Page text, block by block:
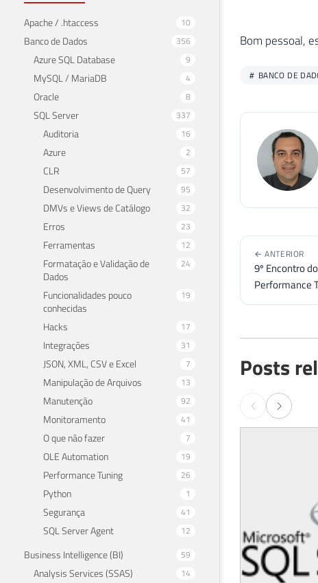
Apache / .htaccess 10
Banco de Dados 356
Azure SQL Database 9
MySQL / MariaDB 4
Oracle 8
SQL Server 337
Auditoria 16
Azure 2
CLR 57
Desenvolvimento de Query 95
DMVs e Views de Catálogo 32
Erros 23
Ferramentas 12
Formatação e Validação de
Dados
24
Funcionalidades pouco
conhecidas
19
Hacks 17
Integrações 31
JSON, XML, CSV e Excel 7
Manipulação de Arquivos 13
Manutenção 92
Monitoramento 41
O que não fazer 7
OLE Automation 19
Performance Tuning 26
Python 1
Segurança 41
SQL Server Agent 12
Business Intelligence (BI) 59
Analysis Services (SSAS) 14
Bom pessoal,
BANCO DE
← ANTERIOR
9º Encontro
Performance
Posts